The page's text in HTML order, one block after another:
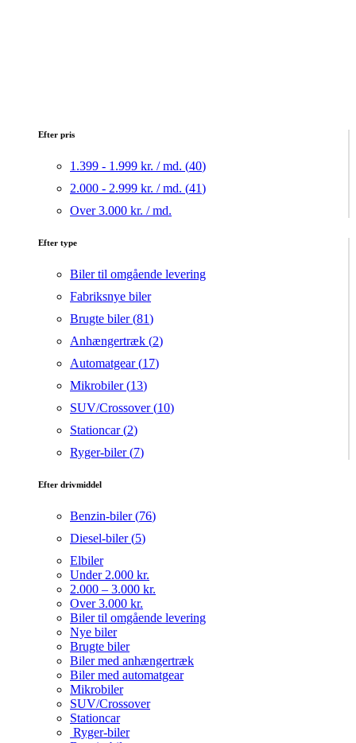
Efter pris
1.399 - 1.999 kr. / md. (40)
2.000 - 2.999 kr. / md. (41)
Over 3.000 kr. / md.
Efter type
Biler til omgående levering
Fabriksnye biler
Brugte biler (81)
Anhængertræk (2)
Automatgear (17)
Mikrobiler (13)
SUV/Crossover (10)
Stationcar (2)
Ryger-biler (7)
Efter drivmiddel
Benzin-biler (76)
Diesel-biler (5)
Elbiler
Under 2.000 kr.
2.000 – 3.000 kr.
Over 3.000 kr.
Biler til omgående levering
Nye biler
Brugte biler
Biler med anhængertræk
Biler med automatgear
Mikrobiler
SUV/Crossover
Stationcar
Ryger-biler